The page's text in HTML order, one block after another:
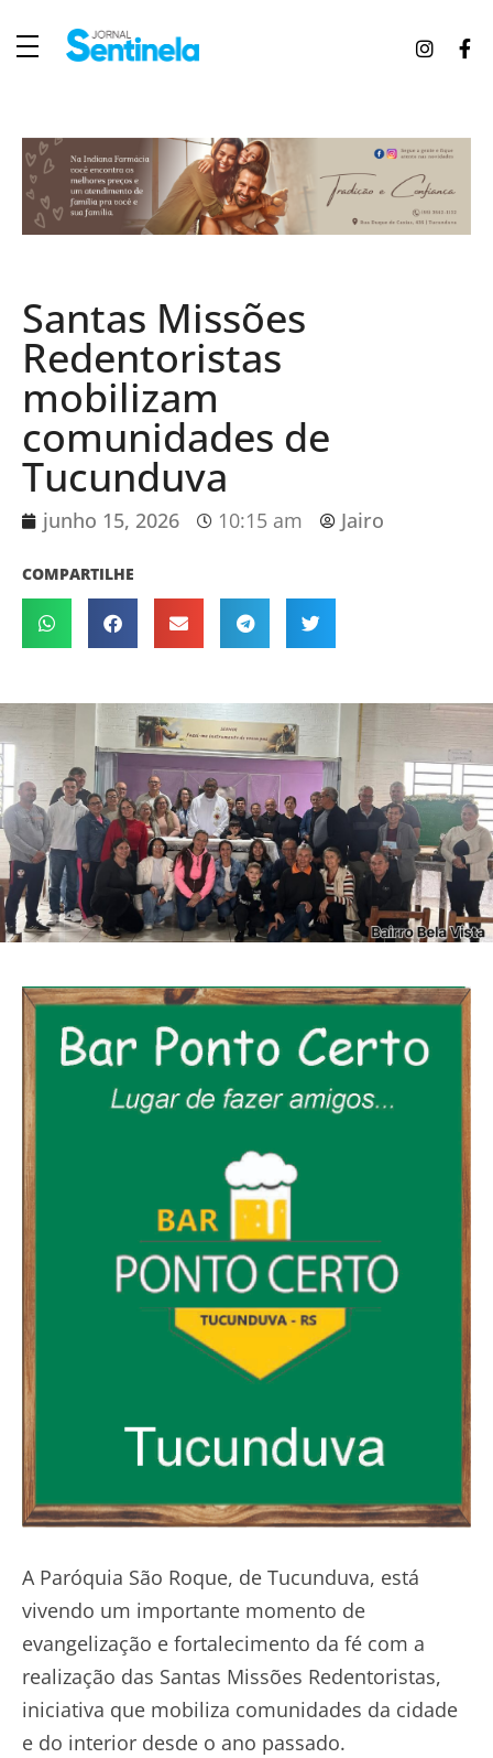
Santas Missões
Redentoristas
mobilizam
comunidades de
Tucunduva
junho 15, 2026 10:15 am Jairo
COMPARTILHE
A Paróquia São Roque, de Tucunduva, está
vivendo um importante momento de
evangelização e fortalecimento da fé com a
realização das Santas Missões Redentoristas,
iniciativa que mobiliza comunidades da cidade
e do interior desde o ano passado.